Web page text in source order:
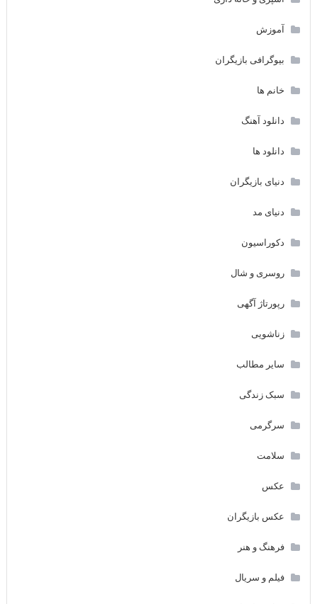
آموزش
بیوگرافی بازیگران
خانم ها
دانلود آهنگ
دانلود ها
دنیای بازیگران
دنیای مد
دکوراسیون
روسری و شال
رپورتاژ آگهی
زناشویی
سایر مطالب
سبک زندگی
سرگرمی
سلامت
عکس
عکس بازیگران
فرهنگ و هنر
فیلم و سریال